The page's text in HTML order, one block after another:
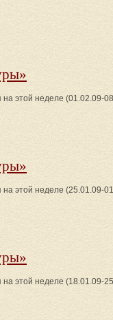
этой неделе (01.02.09-
этой неделе (25.01.09-
этой неделе (18.01.09-